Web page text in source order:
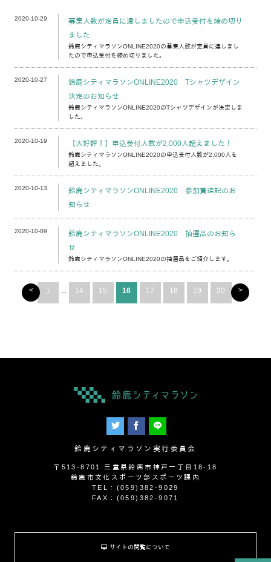
2020-10-29
募集人数が定員に達しましたので申込受付を締め切り
ました
鈴鹿シティマラソンONLINE2020の募集人数が定員に達しまし
たので申込受付を締め切りました。
2020-10-27
鈴鹿シティマラソンONLINE2020 Tシャツデザイン
決定のお知らせ
鈴鹿シティマラソンONLINE2020のTシャツデザインが決定しま
した。
2020-10-19 【大好評！】申込受付人数が2,000人超えました！
鈴鹿シティマラソンONLINE2020の申込受付人数が2,000人を
超えました。
2020-10-13
鈴鹿シティマラソンONLINE2020 参加賞追記のお
知らせ
2020-10-09
鈴鹿シティマラソンONLINE2020 抽選品のお知ら
せ
鈴鹿シティマラソンONLINE2020の抽選品をご紹介します。
< 1 ... 14 15 16 17 18 19 20 >
鈴鹿シティマラソン実行委員会
〒513-8701 三重県鈴鹿市神戸一丁目18-18
鈴鹿市文化スポーツ部スポーツ課内
TEL：(059)382-9029
FAX：(059)382-9071
サイトの閲覧について